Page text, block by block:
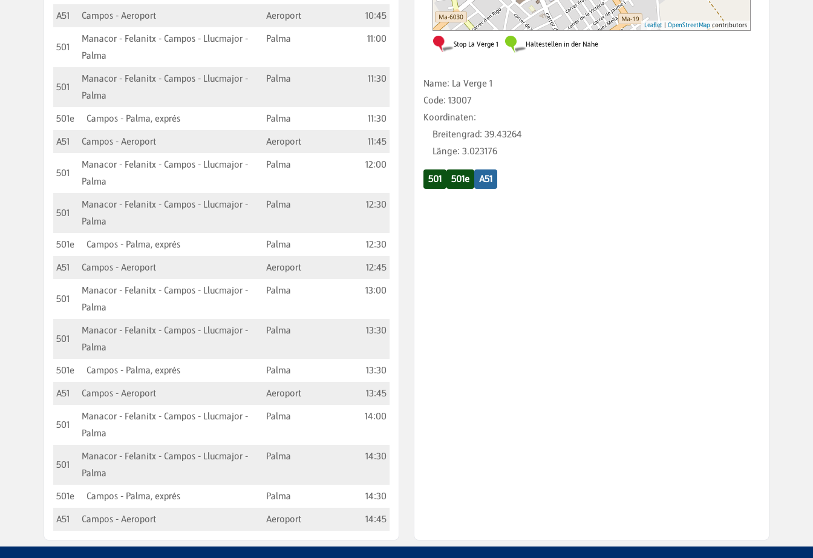
A51
Campos - Aeroport Aeroport 10:45
501
Manacor - Felanitx - Campos - Llucmajor -
Palma
Palma 11:00
501
Manacor - Felanitx - Campos - Llucmajor -
Palma
Palma 11:30
501e Campos - Palma, exprés Palma
11:30
A51
Campos - Aeroport Aeroport 11:45
501
Manacor - Felanitx - Campos - Llucmajor -
Palma
Palma 12:00
501
Manacor - Felanitx - Campos - Llucmajor -
Palma
Palma 12:30
501e Campos - Palma, exprés Palma
12:30
A51
Campos - Aeroport Aeroport 12:45
501
Manacor - Felanitx - Campos - Llucmajor -
Palma
Palma 13:00
501
Manacor - Felanitx - Campos - Llucmajor -
Palma
Palma 13:30
501e Campos - Palma, exprés Palma
13:30
A51
Campos - Aeroport Aeroport 13:45
501
Manacor - Felanitx - Campos - Llucmajor -
Palma
Palma 14:00
501
Manacor - Felanitx - Campos - Llucmajor -
Palma
Palma 14:30
501e Campos - Palma, exprés Palma
14:30
A51
Campos - Aeroport Aeroport 14:45
Name: La Verge 1
Code: 13007
Koordinaten:
Breitengrad: 39.43264
Länge: 3.023176
501 501e A51